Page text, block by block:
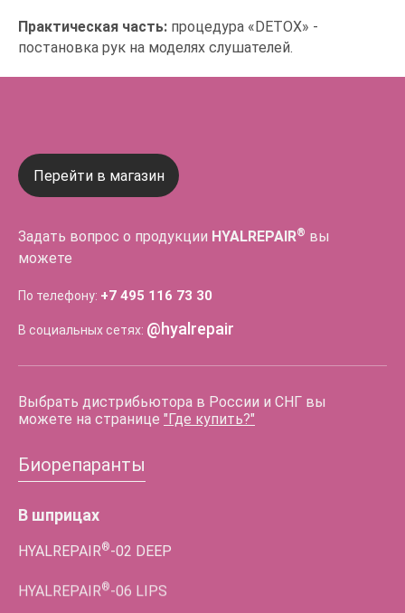
Практическая часть: процедура «DETOX» -
постановка рук на моделях слушателей.
Перейти в магазин
Задать вопрос о продукции HYALREPAIR® вы
можете
По телефону: +7 495 116 73 30
В социальных сетях: @hyalrepair
Выбрать дистрибьютора в России и СНГ вы
можете на странице "Где купить?"
Биорепаранты
В шприцах
HYALREPAIR®-02 DEEP
HYALREPAIR®-06 LIPS